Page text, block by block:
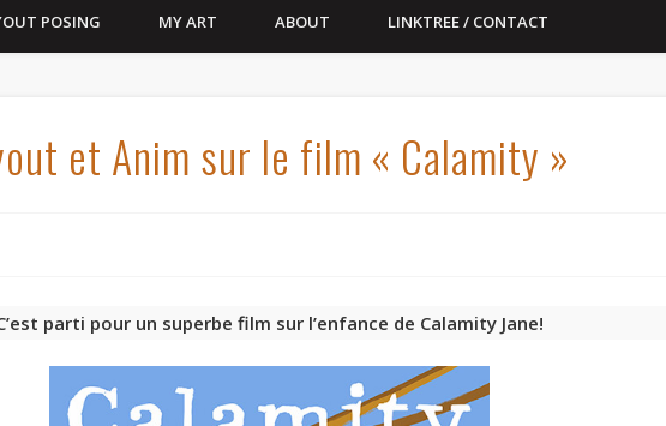
POSING MY ART ABOUT LINKTREE / CONTACT
et Anim sur le film « Calamity »
parti pour un superbe film sur l’enfance de Calamity Jane!